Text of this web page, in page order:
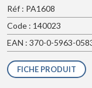
Réf : PA1608
Code : 140023
EAN : 370-0-5963-
FICHE PRODUIT